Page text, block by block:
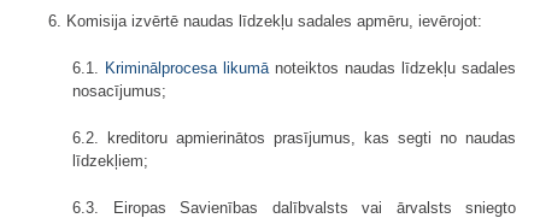
6. Komisija izvērtē naudas līdzekļu sadales apmēru, ievērojot:
6.1. Kriminālprocesa likumā noteiktos naudas līdzekļu sadales
nosacījumus;
6.2. kreditoru apmierinātos prasījumus, kas segti no naudas
līdzekļiem;
6.3. Eiropas Savienības dalībvalsts vai ārvalsts sniegto